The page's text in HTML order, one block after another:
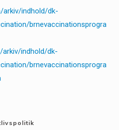
indhold/dk-
brnevaccinationsprogra
arkiv/indhold/dk-
brnevaccinationsprogra